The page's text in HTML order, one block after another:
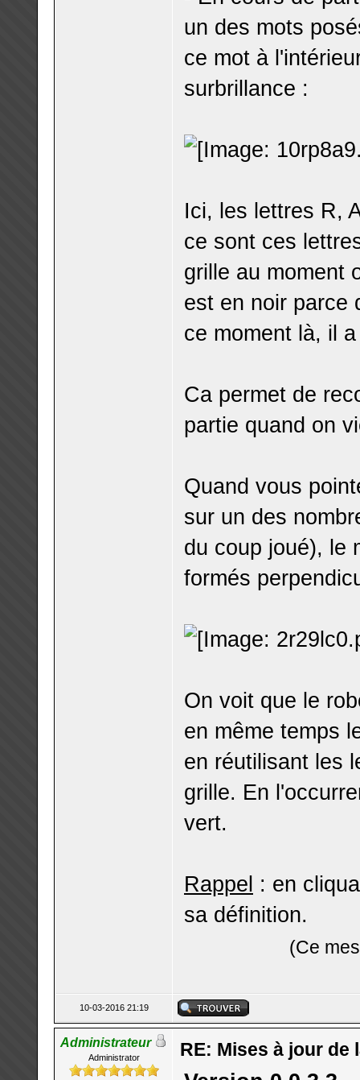
un des mots
ce mot à
surbrillance :
Ici, les lettres R,
ce sont ces
grille au moment
est en noir parce
ce moment là, il
Ca permet de
partie quand on
Quand vous
sur un des
du coup joué), le
formés
On voit que le
en même temps
en réutilisant les
grille. En
vert.
Rappel : en
sa définition.
(Ce
10-03-2016 21:19
Administrateur
Administrator RE: Mises à jour de